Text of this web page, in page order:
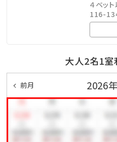
・雨でも棟内の屋根付き
BBQをお楽しみ頂けます。
・夕食は23時までのお好
・食材は自由にお持ち込み
■送迎
鹿児島空港及び国分駅まで
チェックイン前：15時、16時
４ベッ
116-
大人2名1室
前月 2026